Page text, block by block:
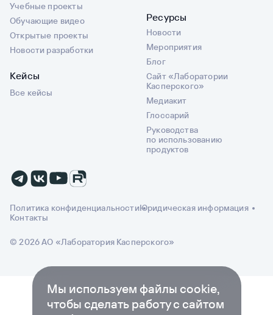
Учебные проекты
Обучающие видео
Открытые проекты
Новости разработки
Кейсы
Все кейсы
Ресурсы
Новости
Мероприятия
Блог
Сайт «Лаборатории
Касперского»
Медиакит
Глоссарий
Руководства
по использованию
продуктов
© 2026 АО «Лаборатория Касперского»
Политика конфиденциальностиЮридическая информация
Контакты
Мы используем файлы cookie,
чтобы сделать работу с сайтом